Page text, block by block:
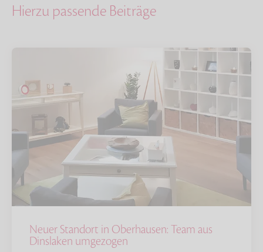
Hierzu passende Beiträge
Neuer Standort in Oberhausen: Team aus
Dinslaken umgezogen